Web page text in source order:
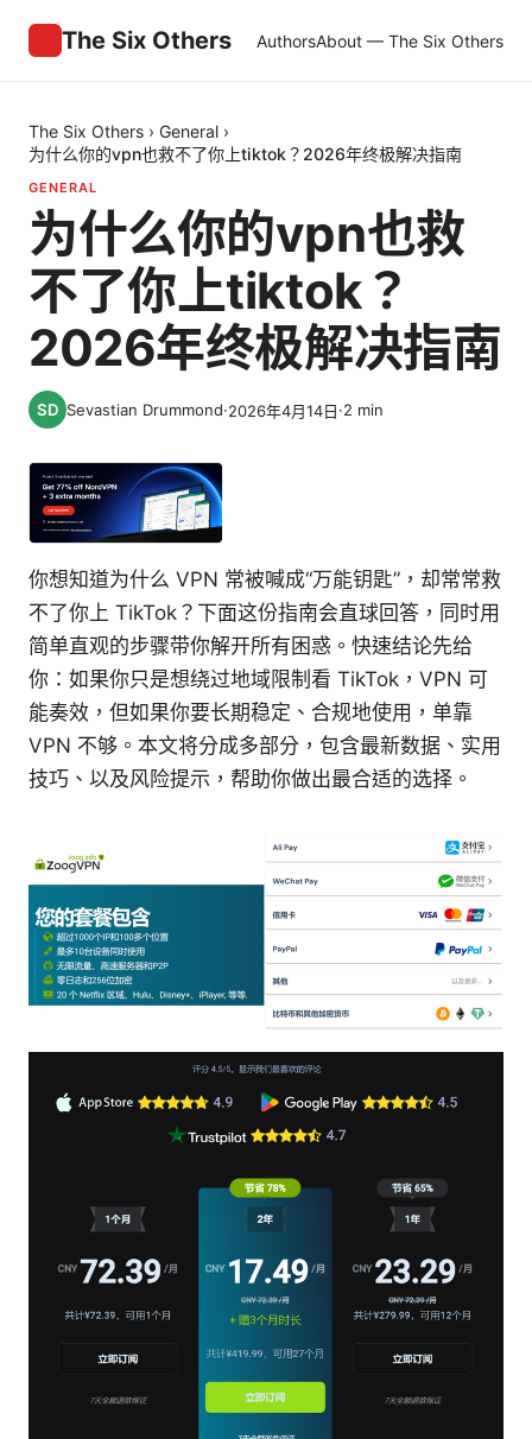
The Six Others AuthorsAbout — The Six Others
The Six Others › General ›
为什么你的vpn也救不了你上tiktok？2026年终极解决指南
GENERAL
为什么你的vpn也救
不了你上tiktok？
2026年终极解决指南
Sevastian Drummond·2026年4月14日·2 min
你想知道为什么 VPN 常被喊成“万能钥匙”，却常常救
不了你上 TikTok？下面这份指南会直球回答，同时用
简单直观的步骤带你解开所有困惑。快速结论先给
你：如果你只是想绕过地域限制看 TikTok，VPN 可
能奏效，但如果你要长期稳定、合规地使用，单靠
VPN 不够。本文将分成多部分，包含最新数据、实用
技巧、以及风险提示，帮助你做出最合适的选择。